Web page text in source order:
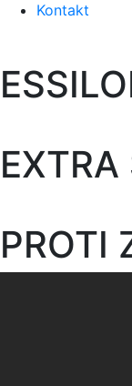
Kontakt
PROTI